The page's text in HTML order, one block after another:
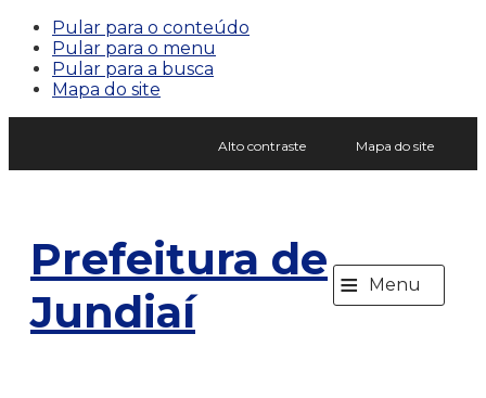
Pular para o conteúdo
Pular para o menu
Pular para a busca
Mapa do site
Alto contraste Mapa do site
Prefeitura de
Jundiaí
≡ Menu